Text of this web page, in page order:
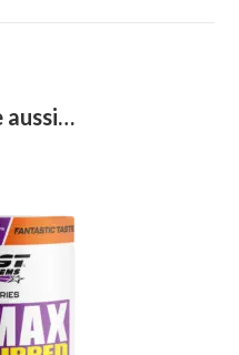
aussi…